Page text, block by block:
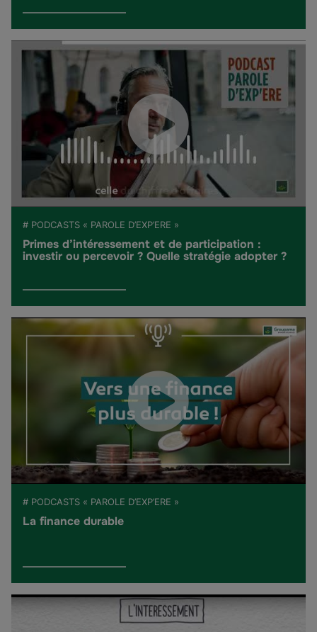
# PODCASTS « PAROLE D’EXP’ERE »
Primes d’intéressement et de participation :
investir ou percevoir ? Quelle stratégie adopter ?
# PODCASTS « PAROLE D’EXP’ERE »
La finance durable